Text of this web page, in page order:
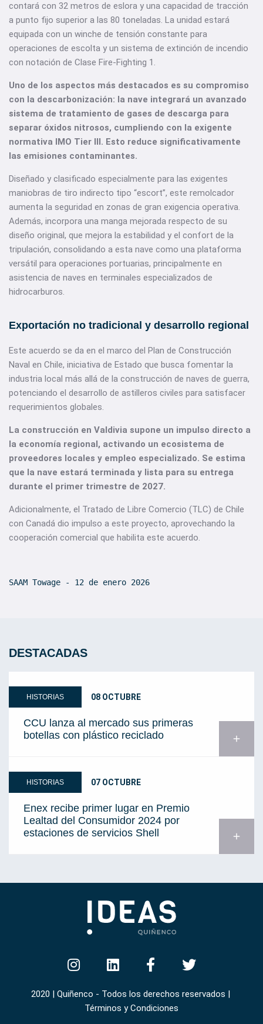
contará con 32 metros de eslora y una capacidad de tracción
a punto fijo superior a las 80 toneladas. La unidad estará
equipada con un winche de tensión constante para
operaciones de escolta y un sistema de extinción de incendio
con notación de Clase Fire-Fighting 1.
Uno de los aspectos más destacados es su compromiso
con la descarbonización: la nave integrará un avanzado
sistema de tratamiento de gases de descarga para
separar óxidos nitrosos, cumpliendo con la exigente
normativa IMO Tier III. Esto reduce significativamente
las emisiones contaminantes.
Diseñado y clasificado especialmente para las exigentes
maniobras de tiro indirecto tipo “escort”, este remolcador
aumenta la seguridad en zonas de gran exigencia operativa.
Además, incorpora una manga mejorada respecto de su
diseño original, que mejora la estabilidad y el confort de la
tripulación, consolidando a esta nave como una plataforma
versátil para operaciones portuarias, principalmente en
asistencia de naves en terminales especializados de
hidrocarburos.
Exportación no tradicional y desarrollo regional
Este acuerdo se da en el marco del Plan de Construcción
Naval en Chile, iniciativa de Estado que busca fomentar la
industria local más allá de la construcción de naves de guerra,
potenciando el desarrollo de astilleros civiles para satisfacer
requerimientos globales.
La construcción en Valdivia supone un impulso directo a
la economía regional, activando un ecosistema de
proveedores locales y empleo especializado. Se estima
que la nave estará terminada y lista para su entrega
durante el primer trimestre de 2027.
Adicionalmente, el Tratado de Libre Comercio (TLC) de Chile
con Canadá dio impulso a este proyecto, aprovechando la
cooperación comercial que habilita este acuerdo.
SAAM Towage - 12 de enero 2026
DESTACADAS
HISTORIAS 08 OCTUBRE
CCU lanza al mercado sus primeras
botellas con plástico reciclado
add
HISTORIAS 07 OCTUBRE
Enex recibe primer lugar en Premio
Lealtad del Consumidor 2024 por
estaciones de servicios Shell
add
2020 | Quiñenco - Todos los derechos reservados |
Términos y Condiciones